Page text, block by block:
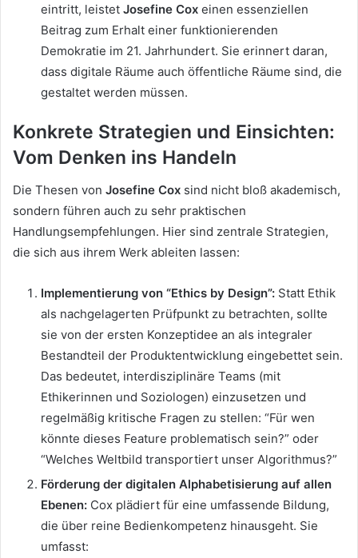
eintritt, leistet Josefine Cox einen essenziellen
Beitrag zum Erhalt einer funktionierenden
Demokratie im 21. Jahrhundert. Sie erinnert daran,
dass digitale Räume auch öffentliche Räume sind, die
gestaltet werden müssen.
Konkrete Strategien und Einsichten:
Vom Denken ins Handeln
Die Thesen von Josefine Cox sind nicht bloß akademisch,
sondern führen auch zu sehr praktischen
Handlungsempfehlungen. Hier sind zentrale Strategien,
die sich aus ihrem Werk ableiten lassen:
Implementierung von “Ethics by Design”: Statt Ethik
als nachgelagerten Prüfpunkt zu betrachten, sollte
sie von der ersten Konzeptidee an als integraler
Bestandteil der Produktentwicklung eingebettet sein.
Das bedeutet, interdisziplinäre Teams (mit
Ethikerinnen und Soziologen) einzusetzen und
regelmäßig kritische Fragen zu stellen: “Für wen
könnte dieses Feature problematisch sein?” oder
“Welches Weltbild transportiert unser Algorithmus?”
Förderung der digitalen Alphabetisierung auf allen
Ebenen: Cox plädiert für eine umfassende Bildung,
die über reine Bedienkompetenz hinausgeht. Sie
umfasst: